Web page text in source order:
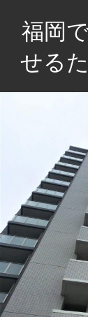
ツ
福岡
せる
福
ま
い
へ！
納
得
の
売